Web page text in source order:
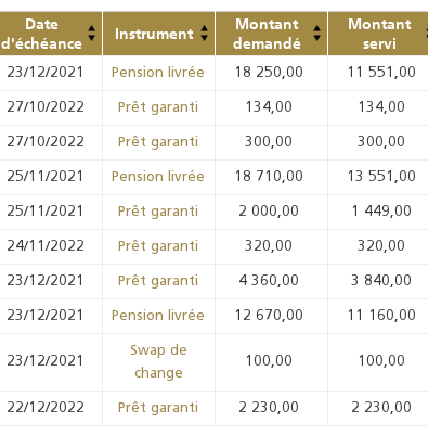
Date
d'échéance
Instrument
Montant
demandé
Montant
servi
23/12/2021 Pension livrée 18 250,00 11 551,00
27/10/2022 Prêt garanti 134,00 134,00
27/10/2022 Prêt garanti 300,00 300,00
25/11/2021 Pension livrée 18 710,00 13 551,00
25/11/2021 Prêt garanti 2 000,00 1 449,00
24/11/2022 Prêt garanti 320,00 320,00
23/12/2021 Prêt garanti 4 360,00 3 840,00
23/12/2021 Pension livrée 12 670,00 11 160,00
23/12/2021
Swap de
change
100,00 100,00
22/12/2022 Prêt garanti 2 230,00 2 230,00